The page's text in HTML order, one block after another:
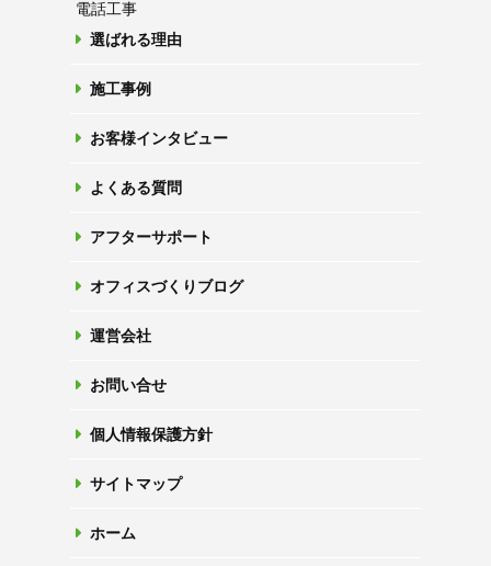
電話工事
選ばれる理由
施工事例
お客様インタビュー
よくある質問
アフターサポート
オフィスづくりブログ
運営会社
お問い合せ
個人情報保護方針
サイトマップ
ホーム